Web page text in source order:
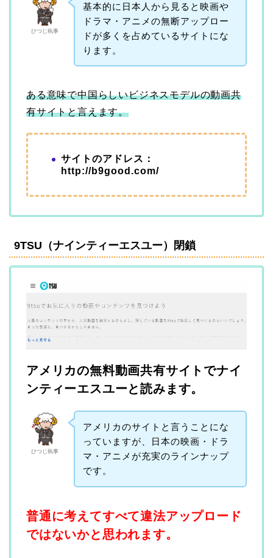
ひつじ執事
基本的に日本人から見ると映画や
ドラマ・アニメの無断アップロー
ドが多くを占めているサイトにな
ります。
ある意味で中国らしいビジネスモデルの動画共
有サイトと言えます。
サイトのアドレス：
http://b9good.com/
9TSU（ナインティーエスユー）閉鎖
アメリカの無料動画共有サイトでナイ
ンティーエスユーと読みます。
ひつじ執事
アメリカのサイトと言うことにな
っていますが、日本の映画・ドラ
マ・アニメが充実のラインナップ
です。
普通に考えてすべて違法アップロード
ではないかと思われます。